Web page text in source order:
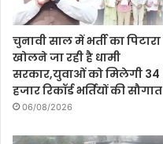
चुनावी साल में भर्ती का पिटारा
खोलने जा रही है धामी
सरकार,युवाओं को मिलेगी 34
हजार रिकॉर्ड भर्तियों की सौगात
06/08/2026